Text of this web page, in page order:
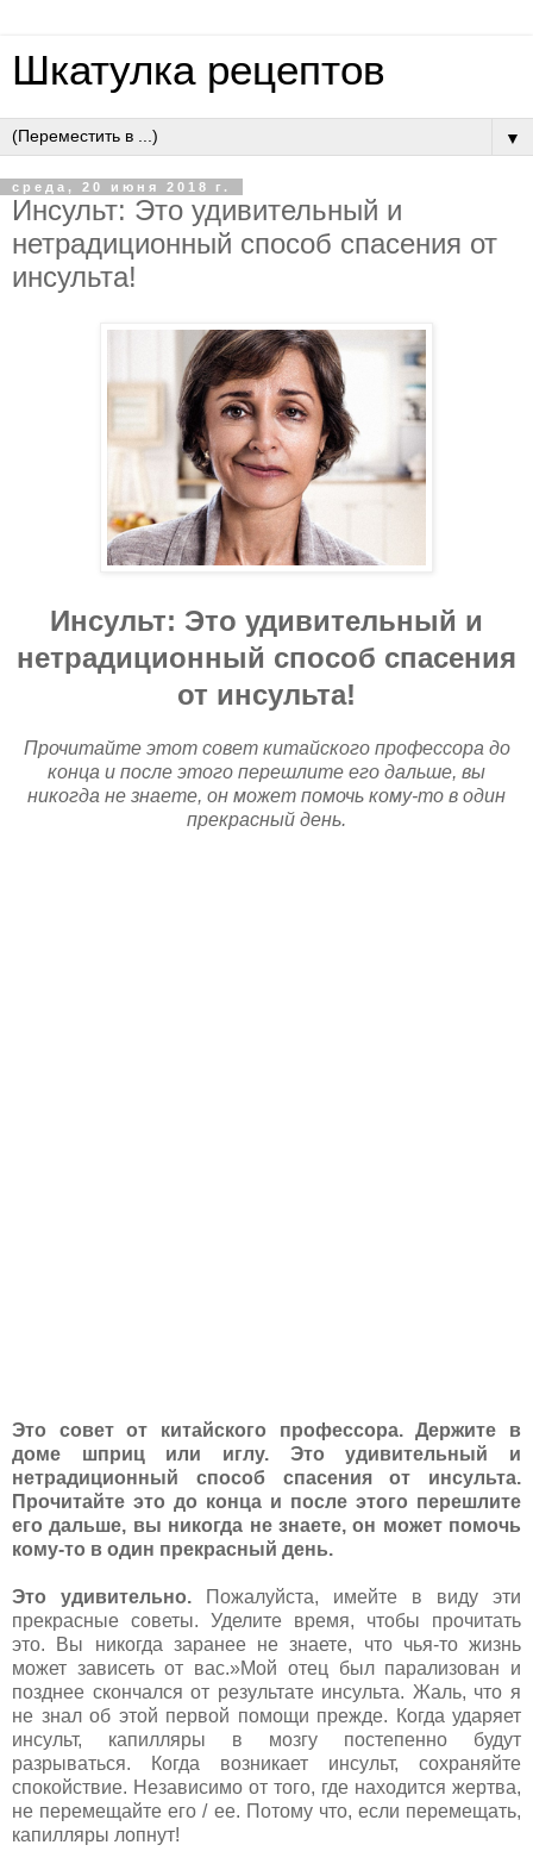
Шкатулка рецептов
▼
среда, 20 июня 2018 г.
Инсульт: Это удивительный и
нетрадиционный способ спасения от
инсульта!
Инсульт: Это удивительный и
нетрадиционный способ спасения
от инсульта!
Прочитайте этот совет китайского профессора до
конца и после этого перешлите его дальше, вы
никогда не знаете, он может помочь кому-то в один
прекрасный день.
Это совет от китайского профессора. Держите в
доме шприц или иглу. Это удивительный и
нетрадиционный способ спасения от инсульта.
Прочитайте это до конца и после этого перешлите
его дальше, вы никогда не знаете, он может помочь
кому-то в один прекрасный день.
Это удивительно. Пожалуйста, имейте в виду эти
прекрасные советы. Уделите время, чтобы прочитать
это. Вы никогда заранее не знаете, что чья-то жизнь
может зависеть от вас.»Мой отец был парализован и
позднее скончался от результате инсульта. Жаль, что я
не знал об этой первой помощи прежде. Когда ударяет
инсульт, капилляры в мозгу постепенно будут
разрываться. Когда возникает инсульт, сохраняйте
спокойствие. Независимо от того, где находится жертва,
не перемещайте его / ее. Потому что, если перемещать,
капилляры лопнут!